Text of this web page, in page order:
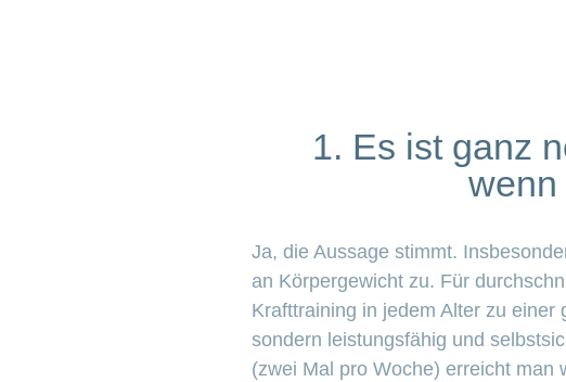
1. Es ist ganz
wenn
Ja, die Aussage stimmt.
an Körpergewicht zu. Für
Krafttraining in jedem Alter zu
sondern leistungsfähig und
(zwei Mal pro Woche) erreicht man